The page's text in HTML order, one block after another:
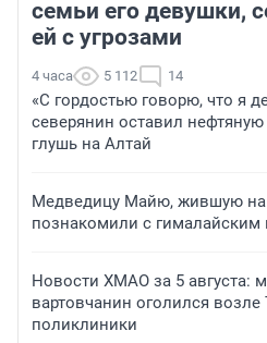
семьи его девушки,
ей с угрозами
4 часа 5 112 14
«С гордостью говорю, что я
северянин оставил
глушь на Алтай
Медведицу Майю, жившую на
познакомили с
Новости ХМАО за 5 августа:
вартовчанин оголился
поликлиники